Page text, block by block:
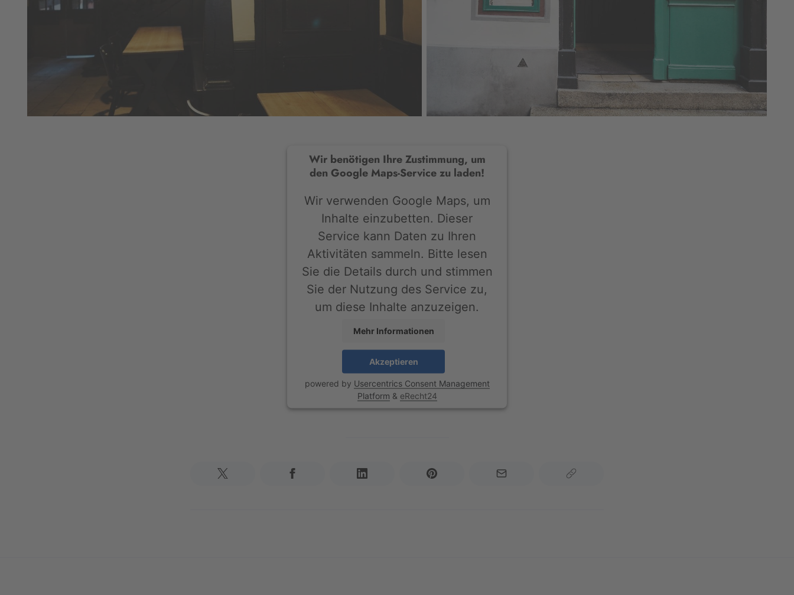
Wir benötigen Ihre Zustimmung, um
den Google Maps-Service zu laden!
Wir verwenden Google Maps, um
Inhalte einzubetten. Dieser
Service kann Daten zu Ihren
Aktivitäten sammeln. Bitte lesen
Sie die Details durch und stimmen
Sie der Nutzung des Service zu,
um diese Inhalte anzuzeigen.
Mehr Informationen
Akzeptieren
powered by Usercentrics Consent Management
Platform & eRecht24